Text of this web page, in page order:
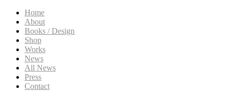
Home
About
Books / Design
Shop
Works
News
All News
Press
Contact